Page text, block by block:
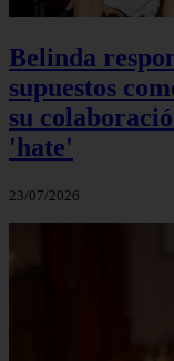
Belinda
supuestos
su
'hate'
23/07/2026